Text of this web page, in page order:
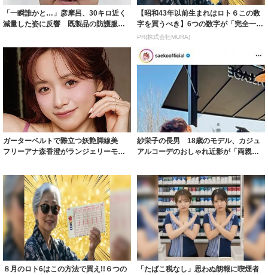
「一瞬誰かと…」彦摩呂、30キロ近く
減量した姿に反響 既製品の防護服が
【昭和43年以前生まれはロト６この数
字を買うべき】6つの数字が「完全一
致」する方...
PR(株式会社MURA)
ガーターベルトで際立つ妖艶脚線美
フリーアナ森香澄がランジェリーモデ
紗栄子の長男 18歳のモデル、カジュ
アルコーデのおしゃれ近影が「両親の
８月のロト6はこの方法で買え!!６つの
「たばこ税なし」思わぬ朗報に喫煙者